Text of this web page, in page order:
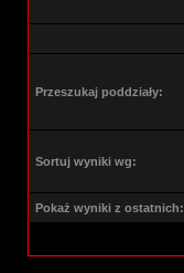
Przeszukaj poddziały:
Sortuj wyniki wg:
Pokaż wyniki z ostatnich: